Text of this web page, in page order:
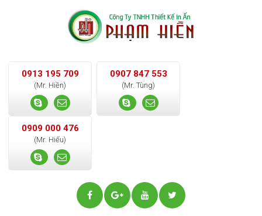
0913 195 709
(Mr. Hiền)
0907 847 553
(Mr. Tùng)
0909 000 476
(Mr. Hiếu)